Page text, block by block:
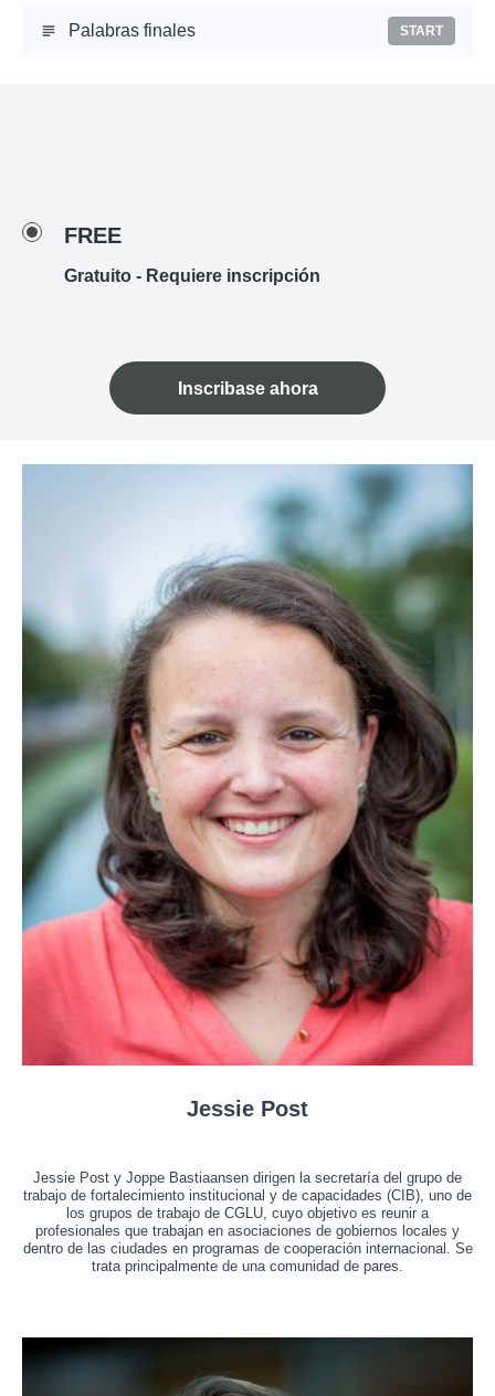
Palabras finales START
FREE
Gratuito - Requiere inscripción
Inscribase ahora
Jessie Post
Jessie Post y Joppe Bastiaansen dirigen la secretaría del grupo de
trabajo de fortalecimiento institucional y de capacidades (CIB), uno de
los grupos de trabajo de CGLU, cuyo objetivo es reunir a
profesionales que trabajan en asociaciones de gobiernos locales y
dentro de las ciudades en programas de cooperación internacional. Se
trata principalmente de una comunidad de pares.